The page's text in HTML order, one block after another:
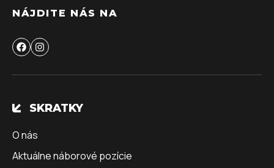
NÁJDITE NÁS NA
SKRATKY
O nás
Aktuálne náborové pozície